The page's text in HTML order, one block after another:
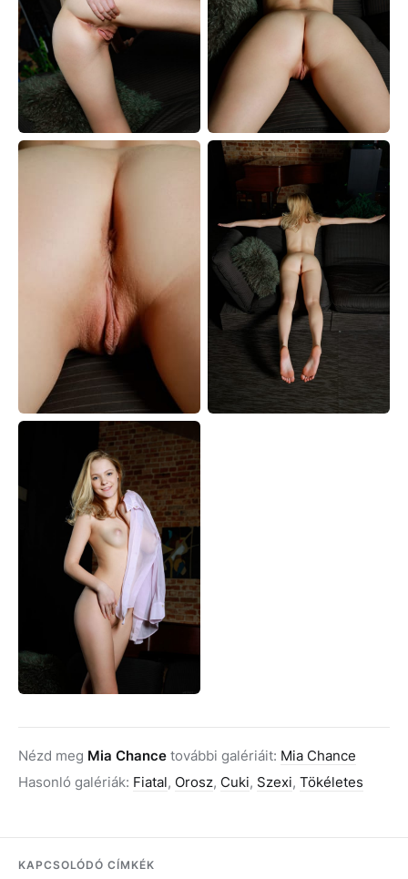
Nézd meg Mia Chance további galériáit: Mia Chance
Hasonló galériák: Fiatal , Orosz, Cuki, Szexi, Tökéletes
KAPCSOLÓDÓ CÍMKÉK